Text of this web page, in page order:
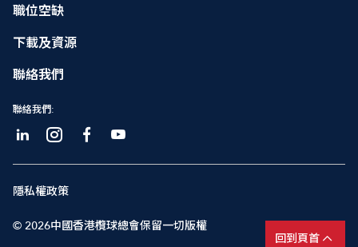
回到頁首
職位空缺
下載及資源
聯絡我們
聯絡我們:
© 2026中國香港欖球總會保留一切版權
隱私權政策